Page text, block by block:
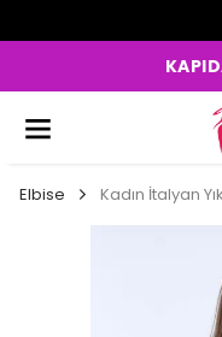
Elbise Kadın İtalyan